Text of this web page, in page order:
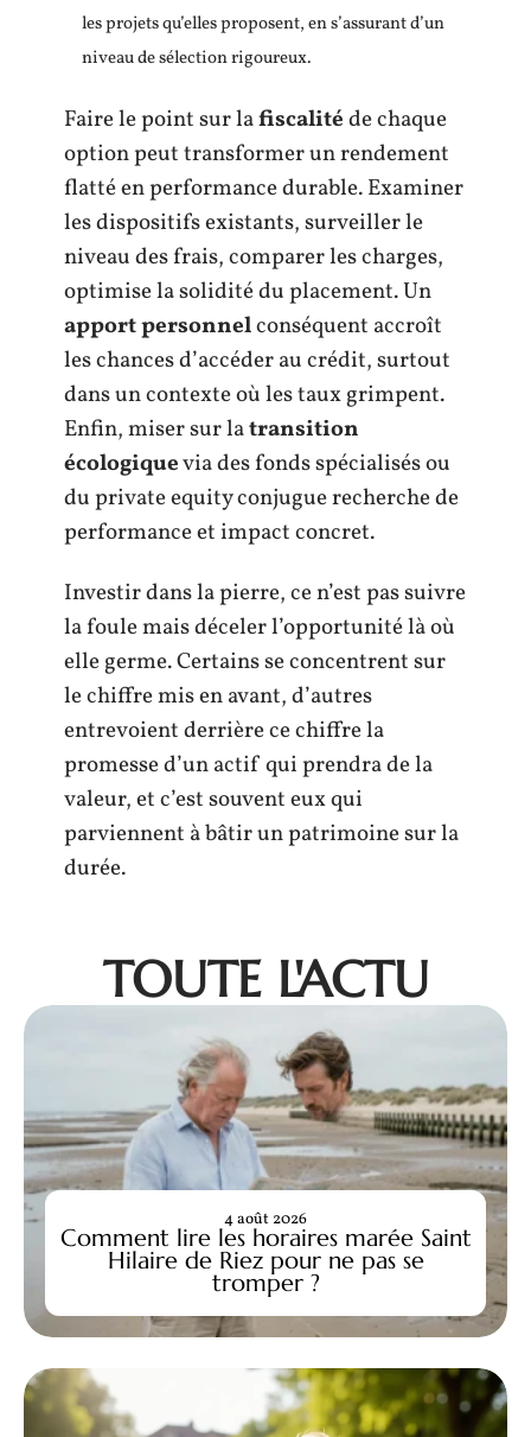
les projets qu’elles proposent, en s’assurant d’un
niveau de sélection rigoureux.
Faire le point sur lafiscalitéde chaque
option peut transformer un rendement
flatté en performance durable. Examiner
les dispositifs existants, surveiller le
niveau des frais, comparer les charges,
optimise la solidité du placement. Un
apport personnelconséquent accroît
les chances d’accéder au crédit, surtout
dans un contexte où les taux grimpent.
Enfin, miser sur latransition
écologiquevia des fonds spécialisés ou
du private equity conjugue recherche de
performance et impact concret.
Investir dans la pierre, ce n’est pas suivre
la foule mais déceler l’opportunité là où
elle germe. Certains se concentrent sur
le chiffre mis en avant, d’autres
entrevoient derrière ce chiffre la
promesse d’un actif qui prendra de la
valeur, et c’est souvent eux qui
parviennent à bâtir un patrimoine sur la
durée.
TOUTE L'ACTU
Comment lire les horaires marée Saint
Hilaire de Riez pour ne pas se
tromper ?
4 août 2026